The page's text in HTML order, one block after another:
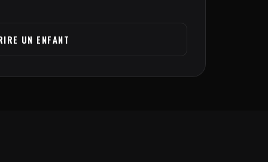
UN ENFANT